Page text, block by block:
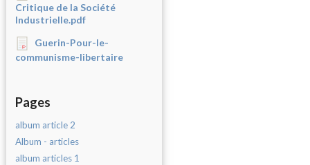
Critique de la Société
Industrielle.pdf
Guerin-Pour-le-
communisme-libertaire
Pages
album article 2
Album - articles
album articles 1